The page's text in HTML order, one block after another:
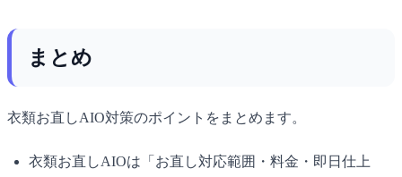
まとめ
衣類お直しAIO対策のポイントをまとめます。
衣類お直しAIOは「お直し対応範囲・料金・即日仕上